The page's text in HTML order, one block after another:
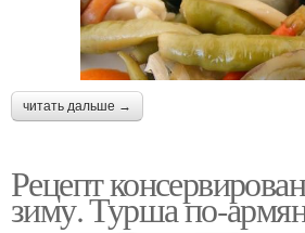
читать дальше →
Рецепт
зиму. Турша по-